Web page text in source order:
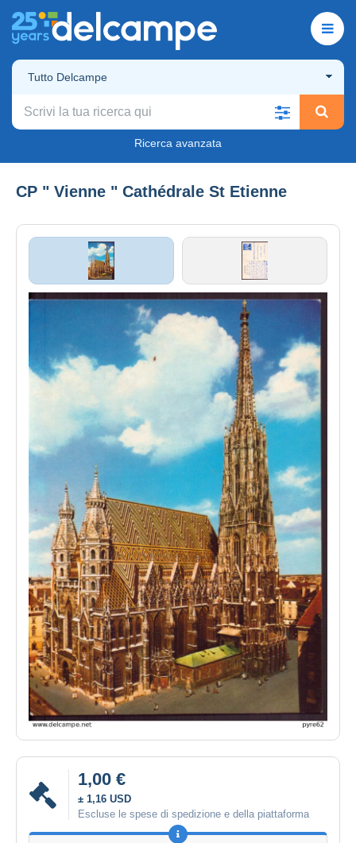
Tutto Delcampe
Ricerca avanzata
CP " Vienne " Cathédrale St Etienne
1,00 €
± 1,16 USD
Escluse le spese di spedizione e della piattaforma